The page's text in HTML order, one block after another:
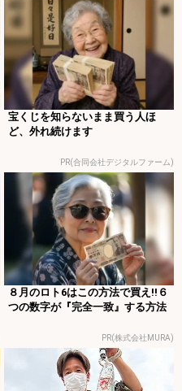
宝くじを知らないまま買う人ほ
ど、外れ続けます
PR(合同会社デジタルファーム)
８月のロト6はこの方法で買え!!６
つの数字が『完全一致』する方法
PR(株式会社MURA)